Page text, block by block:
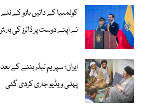
کولمبیا کے دائیں بازو کے
نے اپنے دوست پر ڈالرز کی
ایران؛ سپریم لیڈر بننے کے
پہلی ویڈیو جاری کردی گئی